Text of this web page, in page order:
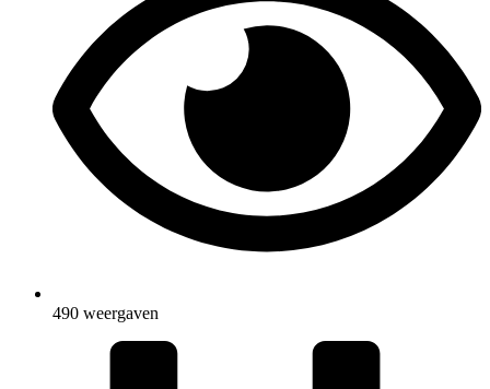
490 weergaven